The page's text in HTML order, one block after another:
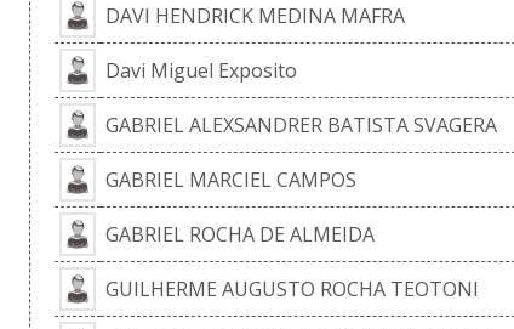
DAVI HENDRICK MEDINA MAFRA
Davi Miguel Exposito
GABRIEL ALEXSANDRER BATISTA SVAGERA
GABRIEL MARCIEL CAMPOS
GABRIEL ROCHA DE ALMEIDA
GUILHERME AUGUSTO ROCHA TEOTONI